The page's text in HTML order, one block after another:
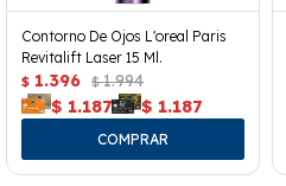
Contorno De Ojos L'oreal Paris
Revitalift Laser 15 Ml.
$ 1.396 $ 1.994
$ 1.187 $ 1.187